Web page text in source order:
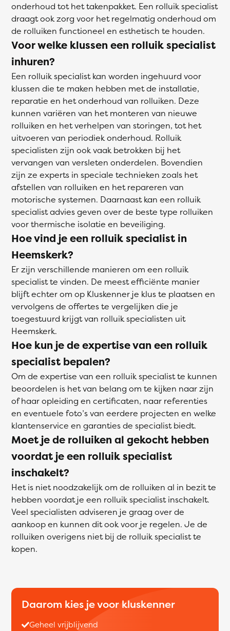
onderhoud tot het takenpakket. Een rolluik specialist
draagt ook zorg voor het regelmatig onderhoud om
de rolluiken functioneel en esthetisch te houden.
Voor welke klussen een rolluik specialist
inhuren?
Een rolluik specialist kan worden ingehuurd voor
klussen die te maken hebben met de installatie,
reparatie en het onderhoud van rolluiken. Deze
kunnen variëren van het monteren van nieuwe
rolluiken en het verhelpen van storingen, tot het
uitvoeren van periodiek onderhoud. Rolluik
specialisten zijn ook vaak betrokken bij het
vervangen van versleten onderdelen. Bovendien
zijn ze experts in speciale technieken zoals het
afstellen van rolluiken en het repareren van
motorische systemen. Daarnaast kan een rolluik
specialist advies geven over de beste type rolluiken
voor thermische isolatie en beveiliging.
Hoe vind je een rolluik specialist in
Heemskerk?
Er zijn verschillende manieren om een rolluik
specialist te vinden. De meest efficiënte manier
blijft echter om op Kluskenner je klus te plaatsen en
vervolgens de offertes te vergelijken die je
toegestuurd krijgt van rolluik specialisten uit
Heemskerk.
Hoe kun je de expertise van een rolluik
specialist bepalen?
Om de expertise van een rolluik specialist te kunnen
beoordelen is het van belang om te kijken naar zijn
of haar opleiding en certificaten, naar referenties
en eventuele foto’s van eerdere projecten en welke
klantenservice en garanties de specialist biedt.
Moet je de rolluiken al gekocht hebben
voordat je een rolluik specialist
inschakelt?
Het is niet noodzakelijk om de rolluiken al in bezit te
hebben voordat je een rolluik specialist inschakelt.
Veel specialisten adviseren je graag over de
aankoop en kunnen dit ook voor je regelen. Je de
rolluiken overigens niet bij de rolluik specialist te
kopen.
Daarom kies je voor kluskenner
Geheel vrijblijvend